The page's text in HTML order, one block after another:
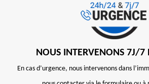
NOUS INTERVENONS 7J/
En cas d’urgence, nous intervenons dans